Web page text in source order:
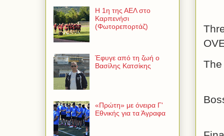
Η 1η της ΑΕΛ στο
Καρπενήσι
(Φωτορεπορτάζ)
Έφυγε από τη ζωή ο
Βασίλης Κατσίκης
«Πρώτη» με όνειρα Γ'
Εθνικής για τα Άγραφα